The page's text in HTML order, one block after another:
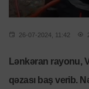
26-07-2024, 11:42
Lənkəran rayonu,
qəzası baş verib.